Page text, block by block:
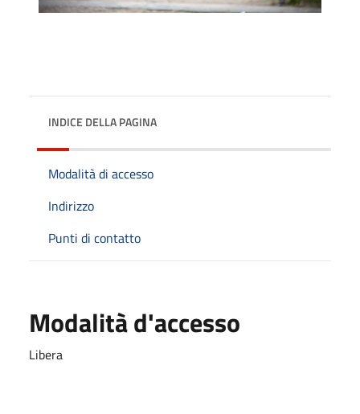
INDICE DELLA PAGINA
Modalità di accesso
Indirizzo
Punti di contatto
Modalità d'accesso
Libera